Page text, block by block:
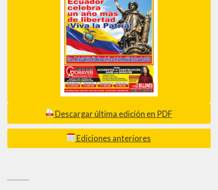
Descargar última edición en PDF
Ediciones anteriores